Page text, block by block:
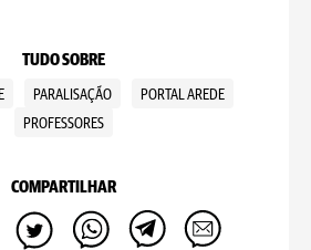
TUDO SOBRE
PARALISAÇÃO
PORTAL AREDE
PROFESSORES
COMPARTILHAR